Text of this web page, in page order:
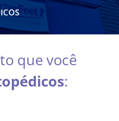
que você
: